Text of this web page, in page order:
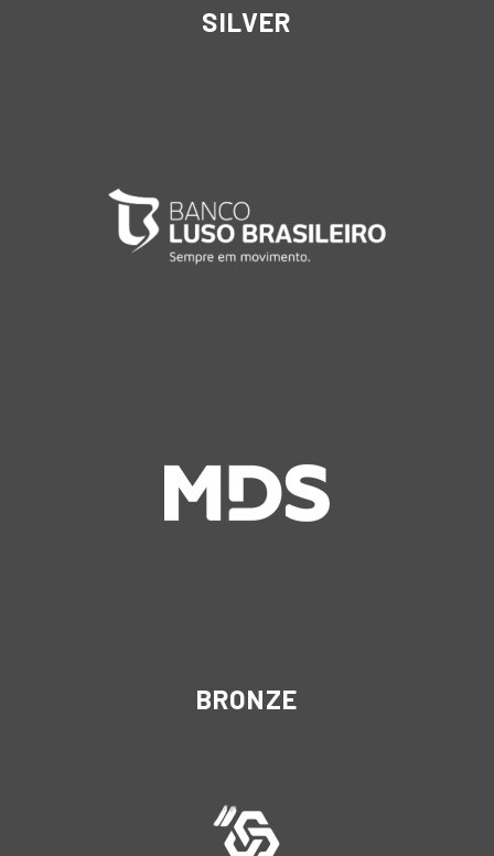
SILVER
BRONZE